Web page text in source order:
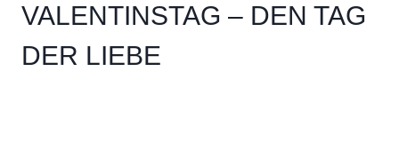
VALENTINSTAG – DEN TAG
DER LIEBE